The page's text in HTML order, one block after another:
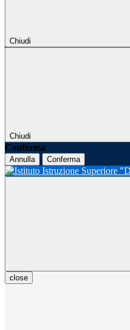
Chiudi
Chiudi
Conferma
Annulla Conferma
close